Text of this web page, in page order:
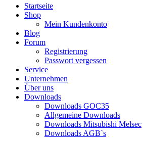
Startseite
Shop
Mein Kundenkonto
Blog
Forum
Registrierung
Passwort vergessen
Service
Unternehmen
Über uns
Downloads
Downloads GOC35
Allgemeine Downloads
Downloads Mitsubishi Melsec
Downloads AGB`s